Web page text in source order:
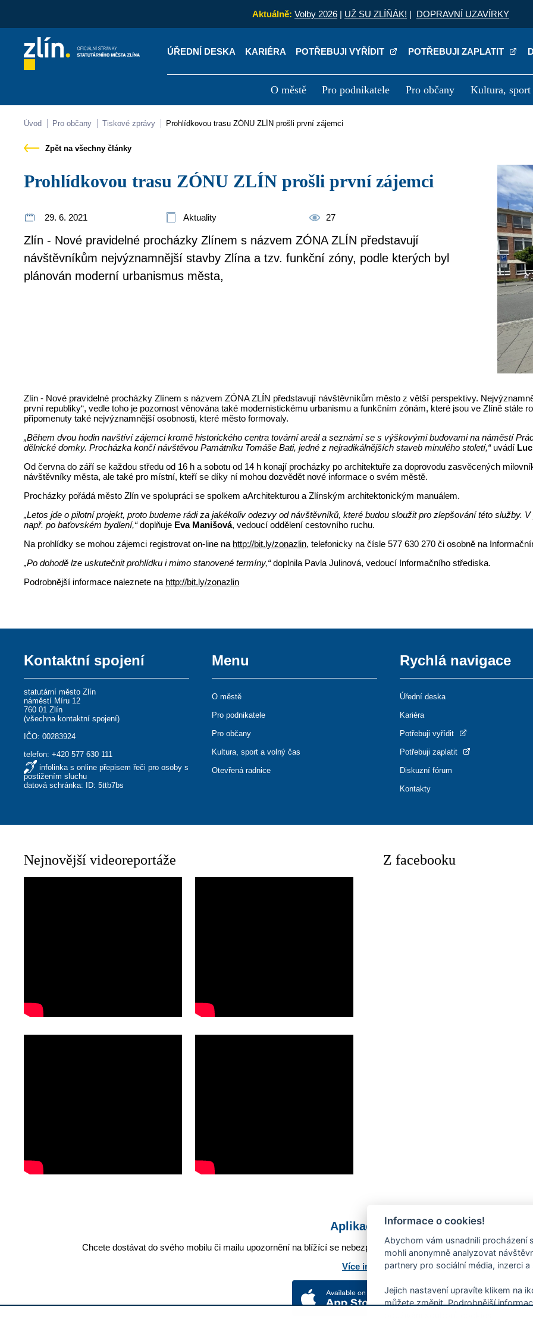
Aktuálně: Volby 2026 | UŽ SU ZLÍŇÁK! | DOPRAVNÍ UZAVÍRKY
ÚŘEDNÍ DESKA KARIÉRA POTŘEBUJI VYŘÍDIT POTŘEBUJI ZAPLATIT
O městě Pro podnikatele Pro občany Kultura, sport
Kontakty Úřední deska
Úvod Pro občany Tiskové zprávy Prohlídkovou trasu ZÓNU ZLÍN prošli první zájemci
Zpět na všechny články
Prohlídkovou trasu ZÓNU ZLÍN prošli první zájemci
29. 6. 2021 Aktuality 27
Zlín - Nové pravidelné procházky Zlínem s názvem ZÓNA ZLÍN představují
návštěvníkům nejvýznamnější stavby Zlína a tzv. funkční zóny, podle kterých byl
plánován moderní urbanismus města,
Zlín - Nové pravidelné procházky Zlínem s názvem ZÓNA ZLÍN představují návštěvníkům město z větší perspektivy.
první republiky“, vedle toho je pozornost věnována také modernistickému urbanismu a funkčním zónám, které jsou ve Zlíně stále
připomenuty také nejvýznamnější osobnosti, které město formovaly.
„Během dvou hodin navštíví zájemci kromě historického centra tovární areál a seznámí se s výškovými budovami na náměstí
dělnické domky. Procházka končí návštěvou Památníku Tomáše Bati, jedné z nejradikálnějších staveb minulého století,“uvádí
Od června do září se každou středu od 16 h a sobotu od 14 h konají procházky po architektuře za doprovodu zasvěcených
návštěvníky města, ale také pro místní, kteří se díky ní mohou dozvědět nové informace o svém městě.
Procházky pořádá město Zlín ve spolupráci se spolkem aArchitekturou a Zlínským architektonickým manuálem.
„Letos jde o pilotní projekt, proto budeme rádi za jakékoliv odezvy od návštěvníků, které budou sloužit pro zlepšování této služby.
např. po baťovském bydlení,“doplňuje Eva Manišová, vedoucí oddělení cestovního ruchu.
Na prohlídky se mohou zájemci registrovat on-line na http://bit.ly/zonazlin, telefonicky na čísle 577 630 270 či osobně na
„Po dohodě lze uskutečnit prohlídku i mimo stanovené termíny,“doplnila Pavla Julinová, vedoucí Informačního střediska.
Podrobnější informace naleznete na http://bit.ly/zonazlin
Kontaktní spojení
statutární město Zlín
náměstí Míru 12
760 01 Zlín
(všechna kontaktní spojení)
IČO: 00283924
telefon:+420 577 630 111
infolinka s online přepisem řeči pro osoby s
postižením sluchu
datová schránka: ID: 5ttb7bs
Menu
O městě
Pro podnikatele
Pro občany
Kultura, sport a volný čas
Otevřená radnice
Rychlá navigace
Úřední deska
Kariéra
Potřebuji vyřídit
Potřebuji zaplatit
Diskuzní fórum
Kontakty
Nejnovější videoreportáže Z facebooku
Aplikace Mobilní rozhlas
Chcete dostávat do svého mobilu či mailu upozornění na blížící se nebezpečí, odstávky, poruchy a výpadky
Více informací o aplikaci
Informace o cookies!
Abychom vám usnadnili procházení
mohli anonymně analyzovat
partnery pro sociální média, inzerci a
Jejich nastavení upravíte klikem na
můžete změnit. Podrobnější